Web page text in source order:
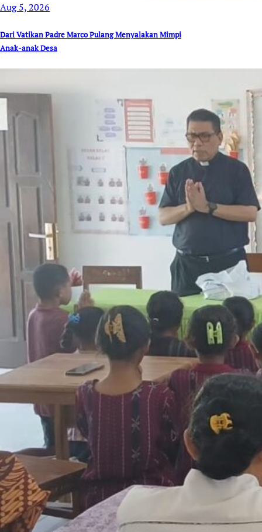
Aug 5, 2026
Dari Vatikan Padre Marco Pulang Menyalakan Mimpi
Anak-anak Desa